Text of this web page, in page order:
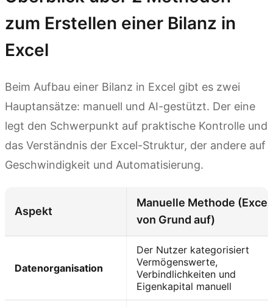
zum Erstellen einer Bilanz in
Excel
Beim Aufbau einer Bilanz in Excel gibt es zwei
Hauptansätze: manuell und AI-gestützt. Der eine
legt den Schwerpunkt auf praktische Kontrolle und
das Verständnis der Excel-Struktur, der andere auf
Geschwindigkeit und Automatisierung.
Aspekt
Manuelle Methode (Excel
von Grund auf)
Datenorganisation
Der Nutzer kategorisiert
Vermögenswerte,
Verbindlichkeiten und
Eigenkapital manuell